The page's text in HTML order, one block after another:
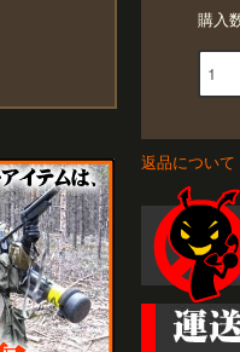
購入
返品について